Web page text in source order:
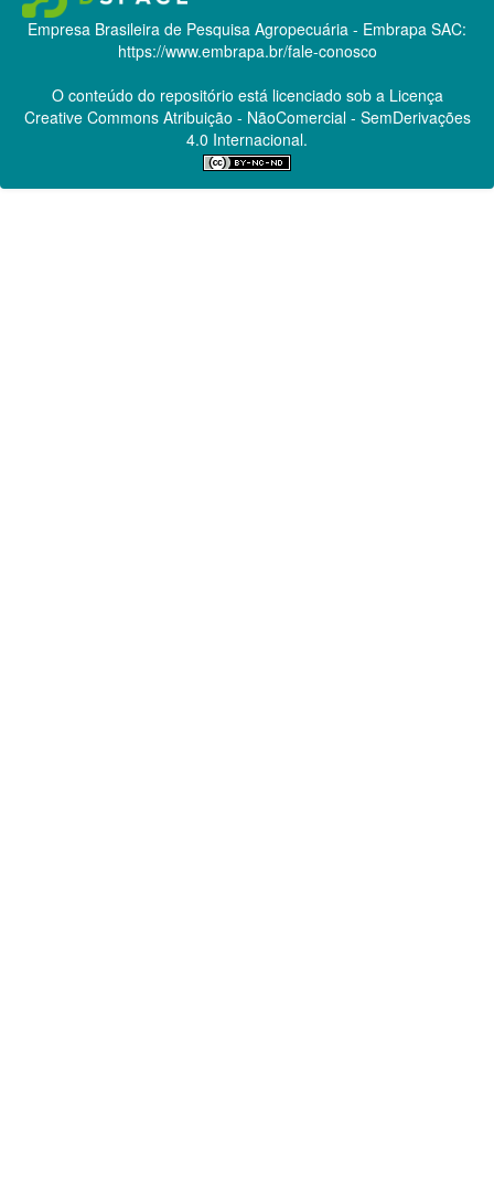
Empresa Brasileira de Pesquisa Agropecuária - Embrapa SAC:
https://www.embrapa.br/fale-conosco
O conteúdo do repositório está licenciado sob a Licença
Creative CommonsAtribuição - NãoComercial - SemDerivações
4.0 Internacional.